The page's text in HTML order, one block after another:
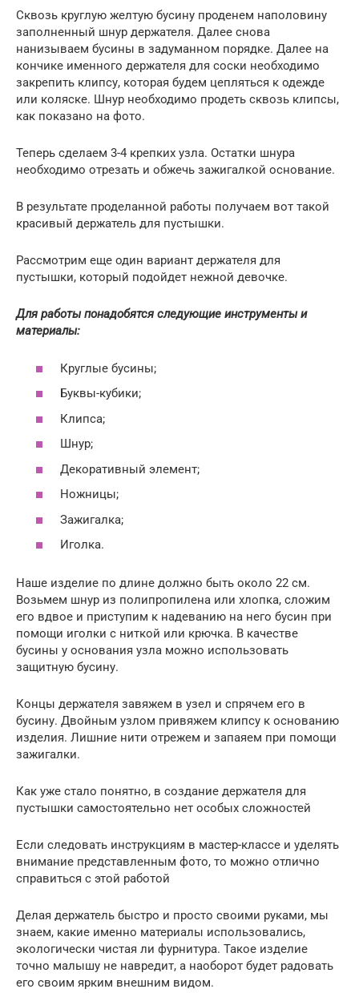
Сквозь круглую желтую бусину проденем наполовину
заполненный шнур держателя. Далее снова
нанизываем бусины в задуманном порядке. Далее на
кончике именного держателя для соски необходимо
закрепить клипсу, которая будем цепляться к одежде
или коляске. Шнур необходимо продеть сквозь клипсы,
как показано на фото.
Теперь сделаем 3-4 крепких узла. Остатки шнура
необходимо отрезать и обжечь зажигалкой основание.
В результате проделанной работы получаем вот такой
красивый держатель для пустышки.
Рассмотрим еще один вариант держателя для
пустышки, который подойдет нежной девочке.
Для работы понадобятся следующие инструменты и
материалы:
Круглые бусины;
Буквы-кубики;
Клипса;
Шнур;
Декоративный элемент;
Ножницы;
Зажигалка;
Иголка.
Наше изделие по длине должно быть около 22 см.
Возьмем шнур из полипропилена или хлопка, сложим
его вдвое и приступим к надеванию на него бусин при
помощи иголки с ниткой или крючка. В качестве
бусины у основания узла можно использовать
защитную бусину.
Концы держателя завяжем в узел и спрячем его в
бусину. Двойным узлом привяжем клипсу к основанию
изделия. Лишние нити отрежем и запаяем при помощи
зажигалки.
Как уже стало понятно, в создание держателя для
пустышки самостоятельно нет особых сложностей
Если следовать инструкциям в мастер-классе и уделять
внимание представленным фото, то можно отлично
справиться с этой работой
Делая держатель быстро и просто своими руками, мы
знаем, какие именно материалы использовались,
экологически чистая ли фурнитура. Такое изделие
точно малышу не навредит, а наоборот будет радовать
его своим ярким внешним видом.